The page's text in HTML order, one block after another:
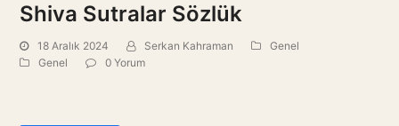
Shiva Sutralar Sözlük
18 Aralık 2024 Serkan Kahraman
Genel
Genel
0 Yorum